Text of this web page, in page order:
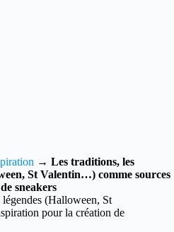
→ Les traditions, les
St Valentin…) comme sources
sneakers
(Halloween, St
pour la création de